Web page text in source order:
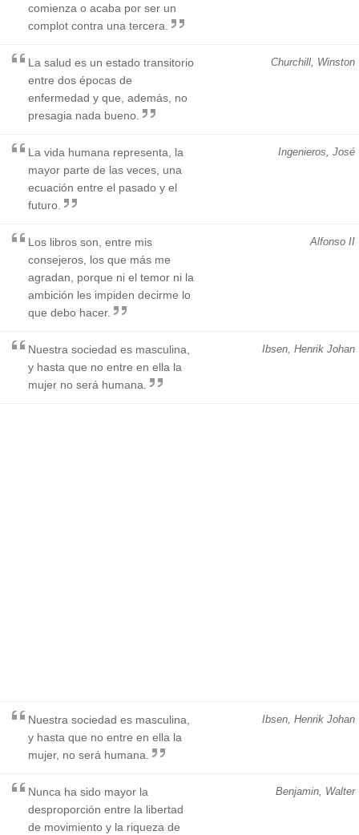
comienza o acaba por ser un
complot contra una tercera.
Churchill, Winston
La salud es un estado transitorio
entre dos épocas de
enfermedad y que, además, no
presagia nada bueno.
Ingenieros, José
La vida humana representa, la
mayor parte de las veces, una
ecuación entre el pasado y el
futuro.
Alfonso II
Los libros son, entre mis
consejeros, los que más me
agradan, porque ni el temor ni la
ambición les impiden decirme lo
que debo hacer.
Ibsen, Henrik Johan
Nuestra sociedad es masculina,
y hasta que no entre en ella la
mujer no será humana.
Ibsen, Henrik Johan
Nuestra sociedad es masculina,
y hasta que no entre en ella la
mujer, no será humana.
Benjamin, Walter
Nunca ha sido mayor la
desproporción entre la libertad
de movimiento y la riqueza de